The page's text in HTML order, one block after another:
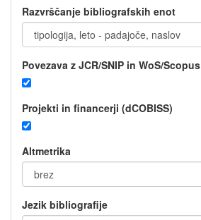
Razvrščanje bibliografskih enot
Povezava z JCR/SNIP in WoS/Scopus
Projekti in financerji (dCOBISS)
Altmetrika
Jezik bibliografije